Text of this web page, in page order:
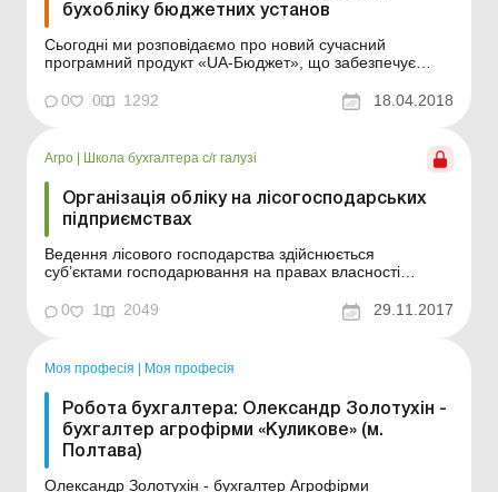
бухобліку бюджетних установ
Сьогодні ми розповідаємо про новий сучасний
програмний продукт «UA-Бюджет», що забезпечує
бюджетних установах, які фінансуються з державного,
обласного та місцевого бюджетів і ведуть облік за
0 0 1292 18.04.2018
Агро Школа бухгалтера с/г галузі
Організація обліку на лісогосподарських
підприємствах
Ведення лісового господарства здійснюється
суб’єктами господарювання на правах власності
(постійного, тимчасового: довгострокового,
постійних л...
0 1 2049 29.11.2017
Моя професія | Моя професія
Робота бухгалтера: Олександр Золотухін -
бухгалтер агрофірми «Куликове» (м.
Полтава)
Олександр Золотухін - бухгалтер Агрофірми